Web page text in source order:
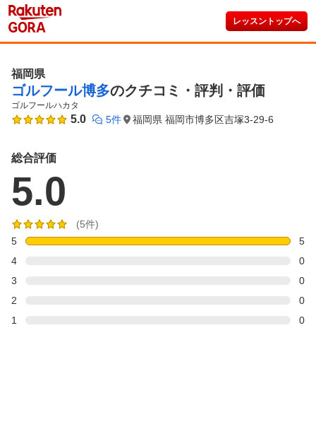
レッスントップへ
福岡県
ゴルフール博多のクチコミ・評判・評価
ゴルフールハカタ
5.0 5件 福岡県 福岡市博多区吉塚3-29-6
総合評価
5.0
(5件)
5
5
4
0
3
0
2
0
1
0